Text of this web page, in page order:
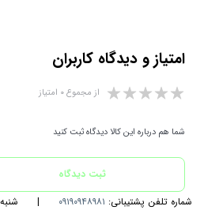
امتیاز و دیدگاه کاربران
از مجموع ۰ امتیاز
شما هم درباره این کالا دیدگاه ثبت کنید
ثبت دیدگاه
شماره تلفن پشتیبانی: ۰۹۱۹۰۹۴۸۹۸۱ | شنبه تا